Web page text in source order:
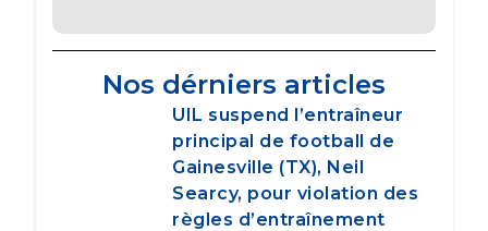
Nos dérniers articles
UIL suspend l’entraîneur
principal de football de
Gainesville (TX), Neil
Searcy, pour violation des
règles d’entraînement